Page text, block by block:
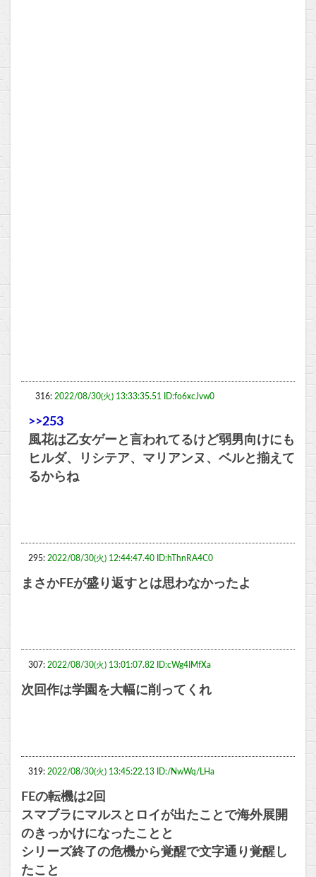
316: 2022/08/30(火) 13:33:35.51 ID:fo6xcJvw0
>>253
風花は乙女ゲーと言われてるけど弱男向けにも
ヒルダ、リシテア、マリアンヌ、ベルと揃えて
るからね
295: 2022/08/30(火) 12:44:47.40 ID:hThnRA4C0
まさかFEが盛り返すとは思わなかったよ
307: 2022/08/30(火) 13:01:07.82 ID:cWg4IMfXa
次回作は学園を大幅に削ってくれ
319: 2022/08/30(火) 13:45:22.13 ID:/NwWq/LHa
FEの転機は2回
スマブラにマルスとロイが出たことで海外展開
のきっかけになったことと
シリーズ終了の危機から覚醒で文字通り覚醒し
たこと